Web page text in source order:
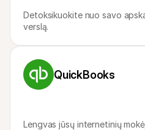
Detoksikuokite nuo savo
verslą.
QuickBooks
Lengvas jūsų internetinių